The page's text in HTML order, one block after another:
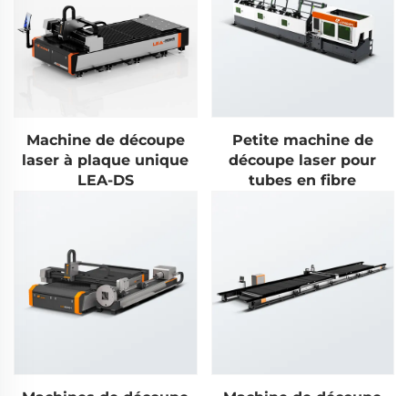
Machine de découpe
laser à plaque unique
LEA-DS
Petite machine de
découpe laser pour
tubes en fibre